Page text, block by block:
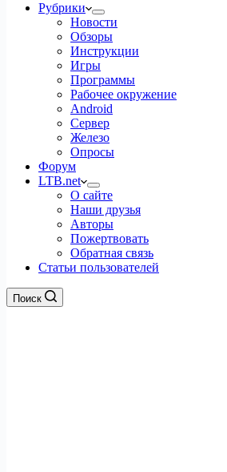
Рубрики
Новости
Обзоры
Инструкции
Игры
Программы
Рабочее окружение
Android
Сервер
Железо
Опросы
Форум
LTB.net
О сайте
Наши друзья
Авторы
Пожертвовать
Обратная связь
Статьи пользователей
Поиск